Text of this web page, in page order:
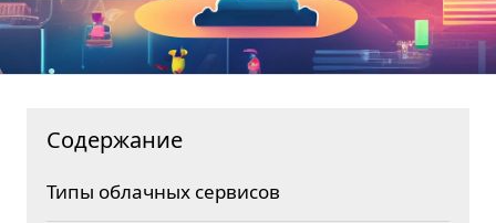
Содержание
Типы облачных сервисов